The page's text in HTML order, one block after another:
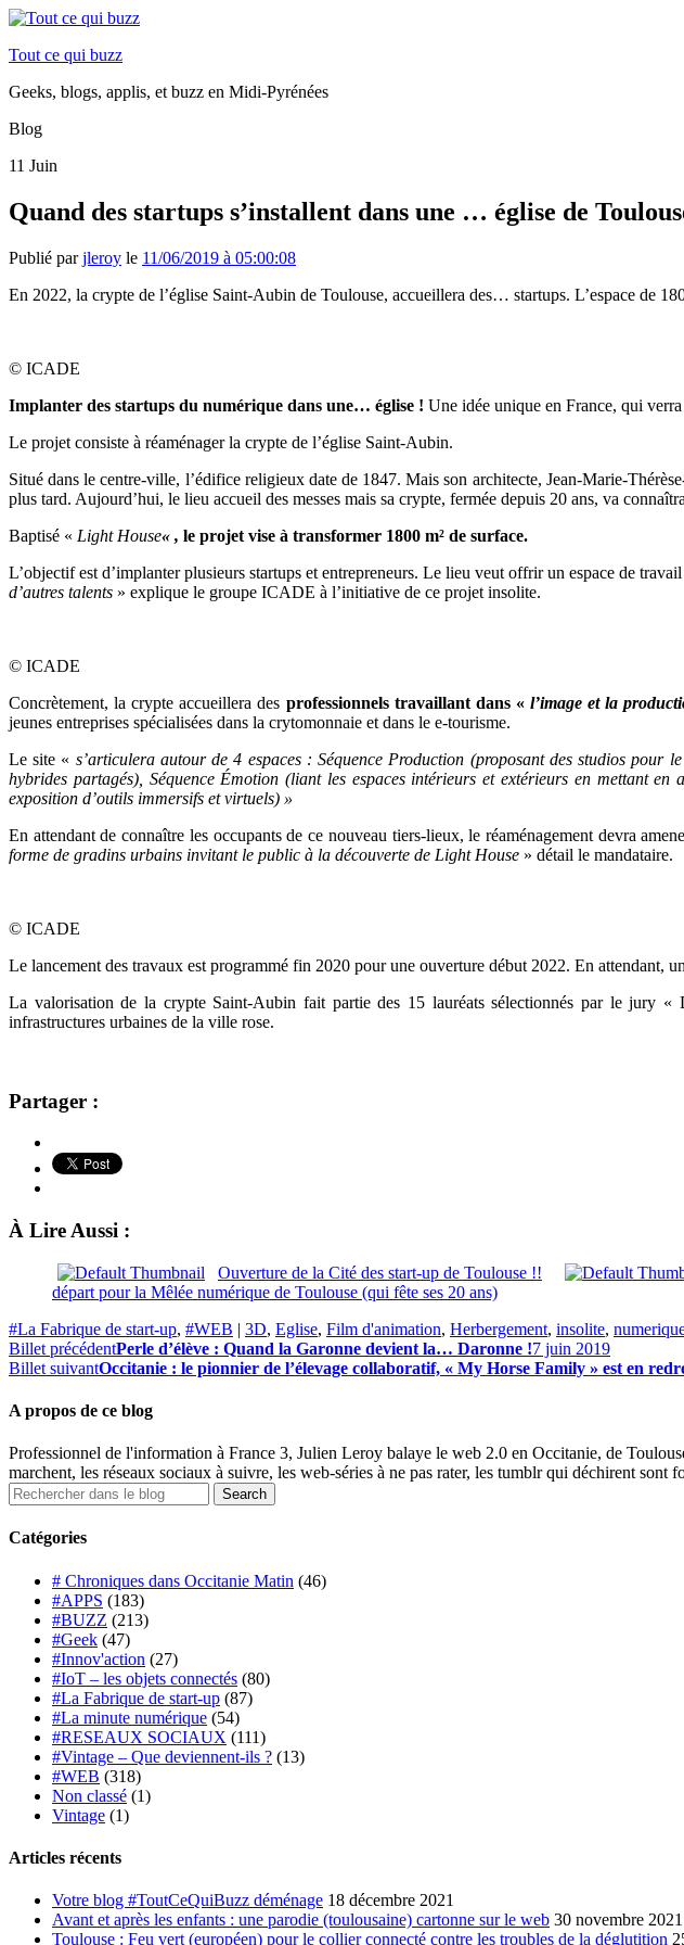
Tout ce qui buzz
Geeks, blogs, applis, et buzz en Midi-Pyrénées
Blog
11 Juin
Quand des startups s’installent dans une … église de
Publié parjleroy le 11/06/2019 à 05:00:08
En 2022, la crypte de l’église Saint-Aubin de Toulouse, accueillera des… startups. L’espace de
© ICADE
Implanter des startups du numérique dans une… église ! Une idée unique en France, qui
Le projet consiste à réaménager la crypte de l’église Saint-Aubin.
Situé dans le centre-ville, l’édifice religieux date de 1847. Mais son architecte, Jean-Marie-
plus tard. Aujourd’hui, le lieu accueil des messes mais sa crypte, fermée depuis 20 ans, va
Baptisé « Light House« , le projet vise à transformer 1800 m² de surface.
L’objectif est d’implanter plusieurs startups et entrepreneurs. Le lieu veut offrir un espace de travail
d’autres talents » explique le groupe ICADE à l’initiative de ce projet insolite.
© ICADE
Concrètement, la crypte accueillera des professionnels travaillant dans « l’image et la
jeunes entreprises spécialisées dans la crytomonnaie et dans le e-tourisme.
Le site « s’articulera autour de 4 espaces : Séquence Production (proposant des studios pour
hybrides partagés), Séquence Émotion (liant les espaces intérieurs et extérieurs en mettant
exposition d’outils immersifs et virtuels) »
En attendant de connaître les occupants de ce nouveau tiers-lieux, le réaménagement devra
forme de gradins urbains invitant le public à la découverte de Light House » détail le mandataire.
© ICADE
Le lancement des travaux est programmé fin 2020 pour une ouverture début 2022. En attendant,
La valorisation de la crypte Saint-Aubin fait partie des 15 lauréats sélectionnés par le jury «
infrastructures urbaines de la ville rose.
Partager :
À Lire Aussi :
Ouverture de la Cité des start-up de Toulouse !!
départ pour la Mêlée numérique de Toulouse (qui fête ses 20 ans)
#La Fabrique de start-up, #WEB | 3D, Eglise, Film d'animation, Herbergement, insolite,
Billet précédentPerle d’élève : Quand la Garonne devient la… Daronne !7 juin 2019
Billet suivantOccitanie : le pionnier de l’élevage collaboratif, « My Horse Family » est en
A propos de ce blog
Professionnel de l'information à France 3, Julien Leroy balaye le web 2.0 en Occitanie, de
marchent, les réseaux sociaux à suivre, les web-séries à ne pas rater, les tumblr qui déchirent sont
Catégories
# Chroniques dans Occitanie Matin (46)
#APPS (183)
#BUZZ (213)
#Geek (47)
#Innov'action (27)
#IoT – les objets connectés (80)
#La Fabrique de start-up (87)
#La minute numérique (54)
#RESEAUX SOCIAUX (111)
#Vintage – Que deviennent-ils ? (13)
#WEB (318)
Non classé (1)
Vintage (1)
Articles récents
Votre blog #ToutCeQuiBuzz déménage 18 décembre 2021
Avant et après les enfants : une parodie (toulousaine) cartonne sur le web 30 novembre 2021
Toulouse : Feu vert (européen) pour le collier connecté contre les troubles de la déglutition